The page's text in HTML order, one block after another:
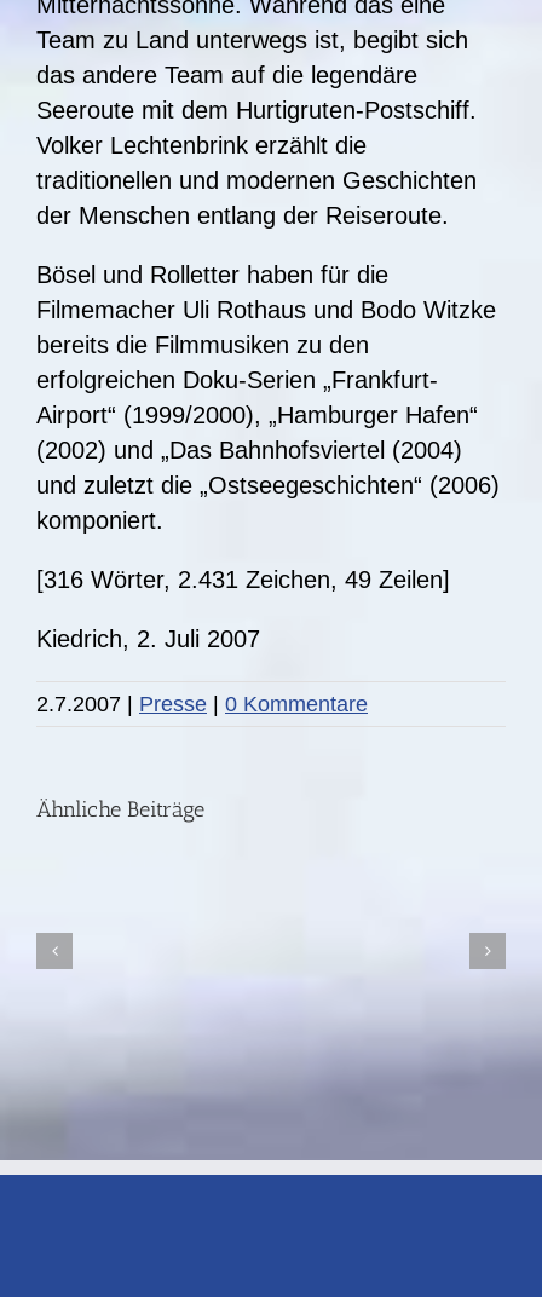
Team zu Land unterwegs ist, begibt sich
das andere Team auf die legendäre
Seeroute mit dem Hurtigruten-Postschiff.
Volker Lechtenbrink erzählt die
traditionellen und modernen Geschichten
der Menschen entlang der Reiseroute.
Bösel und Rolletter haben für die
Filmemacher Uli Rothaus und Bodo Witzke
bereits die Filmmusiken zu den
erfolgreichen Doku-Serien „Frankfurt-
Airport“ (1999/2000), „Hamburger Hafen“
(2002) und „Das Bahnhofsviertel (2004)
und zuletzt die „Ostseegeschichten“ (2006)
komponiert.
[316 Wörter, 2.431 Zeichen, 49 Zeilen]
Kiedrich, 2. Juli 2007
2.7.2007 | Presse | 0 Kommentare
Ähnliche Beiträge